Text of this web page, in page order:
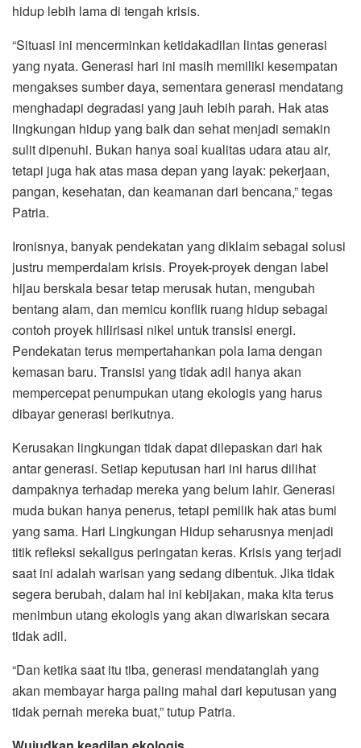
hidup lebih lama di tengah krisis.
“Situasi ini mencerminkan ketidakadilan lintas generasi
yang nyata. Generasi hari ini masih memiliki kesempatan
mengakses sumber daya, sementara generasi mendatang
menghadapi degradasi yang jauh lebih parah. Hak atas
lingkungan hidup yang baik dan sehat menjadi semakin
sulit dipenuhi. Bukan hanya soal kualitas udara atau air,
tetapi juga hak atas masa depan yang layak: pekerjaan,
pangan, kesehatan, dan keamanan dari bencana,” tegas
Patria.
Ironisnya, banyak pendekatan yang diklaim sebagai solusi
justru memperdalam krisis. Proyek-proyek dengan label
hijau berskala besar tetap merusak hutan, mengubah
bentang alam, dan memicu konflik ruang hidup sebagai
contoh proyek hilirisasi nikel untuk transisi energi.
Pendekatan terus mempertahankan pola lama dengan
kemasan baru. Transisi yang tidak adil hanya akan
mempercepat penumpukan utang ekologis yang harus
dibayar generasi berikutnya.
Kerusakan lingkungan tidak dapat dilepaskan dari hak
antar generasi. Setiap keputusan hari ini harus dilihat
dampaknya terhadap mereka yang belum lahir. Generasi
muda bukan hanya penerus, tetapi pemilik hak atas bumi
yang sama. Hari Lingkungan Hidup seharusnya menjadi
titik refleksi sekaligus peringatan keras. Krisis yang terjadi
saat ini adalah warisan yang sedang dibentuk. Jika tidak
segera berubah, dalam hal ini kebijakan, maka kita terus
menimbun utang ekologis yang akan diwariskan secara
tidak adil.
“Dan ketika saat itu tiba, generasi mendatanglah yang
akan membayar harga paling mahal dari keputusan yang
tidak pernah mereka buat,” tutup Patria.